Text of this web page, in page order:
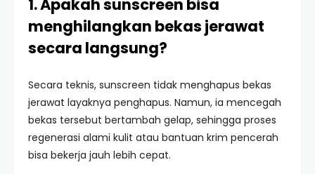
1. Apakah sunscreen bisa
menghilangkan bekas jerawat
secara langsung?
Secara teknis, sunscreen tidak menghapus bekas
jerawat layaknya penghapus. Namun, ia mencegah
bekas tersebut bertambah gelap, sehingga proses
regenerasi alami kulit atau bantuan krim pencerah
bisa bekerja jauh lebih cepat.